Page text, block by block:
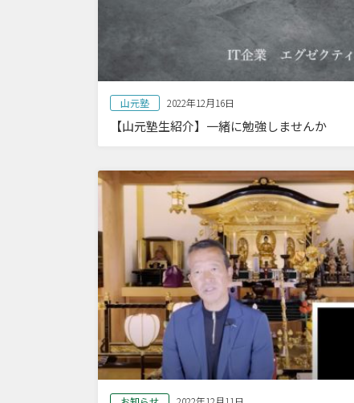
山元塾 2022年12月16日
【山元塾生紹介】一緒に勉強しませんか